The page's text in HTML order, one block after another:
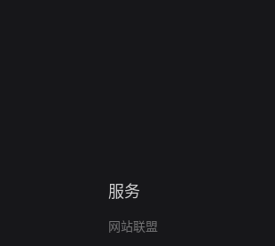
服务
网站联盟